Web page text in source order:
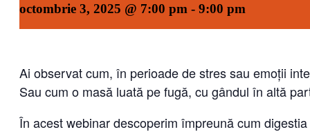
octombrie 3, 2025 @ 7:00 pm - 9:00 pm
Ai observat cum, în perioade de stres sau emoții
Sau cum o masă luată pe fugă, cu gândul în altă
În acest webinar descoperim împreună cum